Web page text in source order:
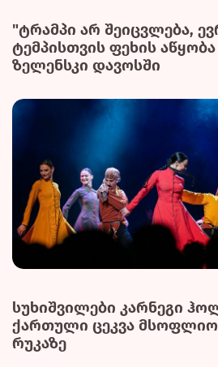
"ტრამპი არ შეიცვლება,
ტემპისთვის ფეხის
ზელენსკი დავოსში
სუხიშვილები კარნეგი
ქართული ცეკვა
რუკაზე